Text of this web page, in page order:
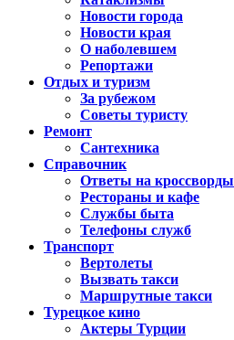
Новости города
Новости края
О наболевшем
Репортажи
Отдых и туризм
За рубежом
Советы туристу
Ремонт
Сантехника
Справочник
Ответы на кроссворды
Рестораны и кафе
Службы быта
Телефоны служб
Транспорт
Вертолеты
Вызвать такси
Маршрутные такси
Турецкое кино
Актеры Турции